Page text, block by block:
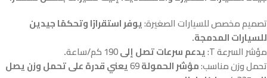
تصميم مخصص للسيارات الصغيرة:يوفر استقرارًا وتحكمًا جيدين
للسيارات المدمجة.
مؤشر السرعة T:
يدعم سرعات تصل إلى190 كم/ساعة
.
تحمل وزن مناسب:مؤشر الحمولة69يعني قدرة على تحمل وزن يصل